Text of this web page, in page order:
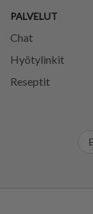
PALVELUT
Chat
Hyötylinkit
Reseptit